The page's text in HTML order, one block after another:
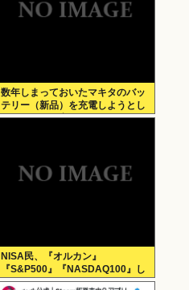
数年しまっておいたマキタのバッ
テリー（新品）を充電しようとし
たらエラーで充電できないんだ
NISA民、『オルカン』
『S&P500』『NASDAQ100』し
か買わない